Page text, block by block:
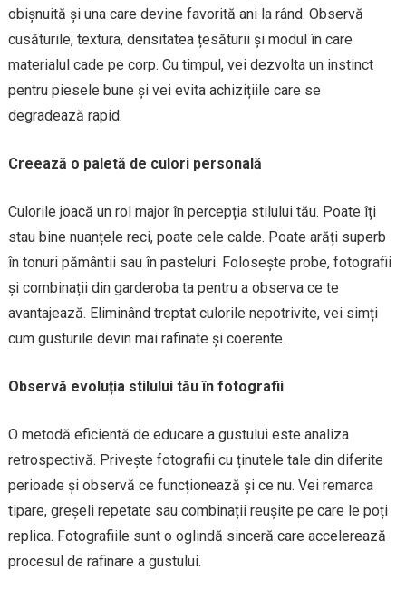
obișnuită și una care devine favorită ani la rând. Observă
cusăturile, textura, densitatea țesăturii și modul în care
materialul cade pe corp. Cu timpul, vei dezvolta un instinct
pentru piesele bune și vei evita achizițiile care se
degradează rapid.
Creează o paletă de culori personală
Culorile joacă un rol major în percepția stilului tău. Poate îți
stau bine nuanțele reci, poate cele calde. Poate arăți superb
în tonuri pământii sau în pasteluri. Folosește probe, fotografii
și combinații din garderoba ta pentru a observa ce te
avantajează. Eliminând treptat culorile nepotrivite, vei simți
cum gusturile devin mai rafinate și coerente.
Observă evoluția stilului tău în fotografii
O metodă eficientă de educare a gustului este analiza
retrospectivă. Privește fotografii cu ținutele tale din diferite
perioade și observă ce funcționează și ce nu. Vei remarca
tipare, greșeli repetate sau combinații reușite pe care le poți
replica. Fotografiile sunt o oglindă sinceră care accelerează
procesul de rafinare a gustului.